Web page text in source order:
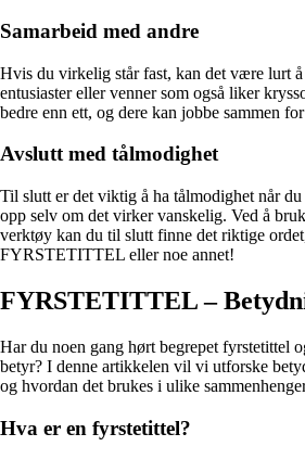
Samarbeid med andre
Hvis du virkelig står fast, kan det være lurt å
entusiaster eller venner som også liker
bedre enn ett, og dere kan jobbe sammen
Avslutt med tålmodighet
Til slutt er det viktig å ha tålmodighet når
opp selv om det virker vanskelig. Ved å
verktøy kan du til slutt finne det riktige
FYRSTETITTEL eller noe annet!
FYRSTETITTEL –
Har du noen gang hørt begrepet fyrstetittel
betyr? I denne artikkelen vil vi utforske
og hvordan det brukes i ulike
Hva er en fyrstetittel?